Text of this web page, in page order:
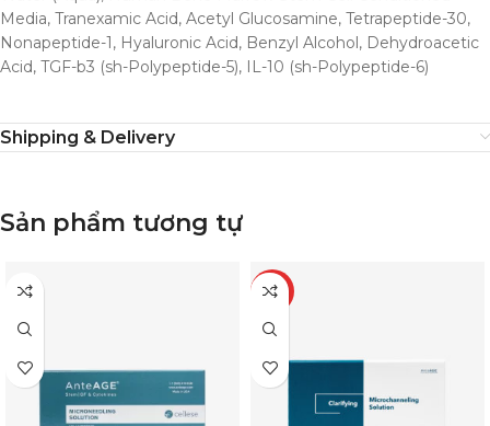
Media, Tranexamic Acid, Acetyl Glucosamine, Tetrapeptide-30,
Nonapeptide-1, Hyaluronic Acid, Benzyl Alcohol, Dehydroacetic
Acid, TGF-b3 (sh-Polypeptide-5), IL-10 (sh-Polypeptide-6)
Shipping & Delivery
Sản phẩm tương tự
HOT